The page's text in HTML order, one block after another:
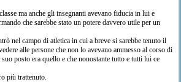
ma anche gli insegnanti avevano fiducia in lui e
che sarebbe stato un potere davvero utile per un
nel campo di atletica in cui a breve si sarebbe tenuto il
alle persone che non lo avevano ammesso al corso di
posto era quello e che nonostante tutto e tutti lui ce
più trattenuto.